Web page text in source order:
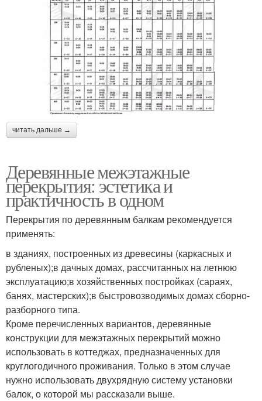
читать дальше →
Деревянные межэтажные
перекрытия: эстетика и
практичность в одном
Перекрытия по деревянным балкам рекомендуется
применять:
в зданиях, построенных из древесины (каркасных и
рубленых);в дачных домах, рассчитанных на летнюю
эксплуатацию;в хозяйственных постройках (сараях,
банях, мастерских);в быстровозводимых домах сборно-
разборного типа.
Кроме перечисленных вариантов, деревянные
конструкции для межэтажных перекрытий можно
использовать в коттеджах, предназначенных для
круглогодичного проживания. Только в этом случае
нужно использовать двухрядную систему установки
балок, о которой мы рассказали выше.